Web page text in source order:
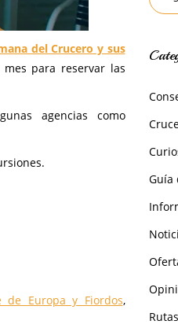
del Crucero y sus
para reservar las
agencias como
de Europa y Fiordos,
Guía